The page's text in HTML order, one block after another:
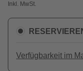
Inkl. MwSt.
Verfügbarkeit im